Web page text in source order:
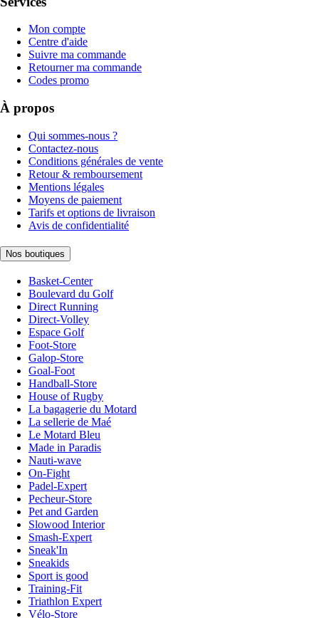
Mon compte
Centre d'aide
Suivre ma commande
Retourner ma commande
Codes promo
À propos
Qui sommes-nous ?
Contactez-nous
Conditions générales de vente
Retour & remboursement
Mentions légales
Moyens de paiement
Tarifs et options de livraison
Avis de confidentialité
Nos boutiques
Basket-Center
Boulevard du Golf
Direct Running
Direct-Volley
Espace Golf
Foot-Store
Galop-Store
Goal-Foot
Handball-Store
House of Rugby
La bagagerie du Motard
La sellerie de Maé
Le Motard Bleu
Made in Paradis
Nauti-wave
On-Fight
Padel-Expert
Pecheur-Store
Pet and Garden
Slowood Interior
Smash-Expert
Sneak'In
Sneakids
Sport is good
Training-Fit
Triathlon Expert
Vélo-Store